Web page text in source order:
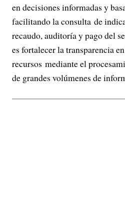
en decisiones informadas y
facilitando la consulta de
recaudo, auditoría y pago del
es fortalecer la transparencia
recursos mediante el
de grandes volúmenes de